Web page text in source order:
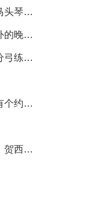
马头琴练习曲谱《练习曲》马头琴入门练习
马头琴独奏曲谱《莫斯科效外的晚上》
马头琴独奏曲谱《五声音节分弓练习》
马头琴独奏曲谱《我和草原有个约定》
马头琴独奏曲谱《万丽姑娘》贺西格版